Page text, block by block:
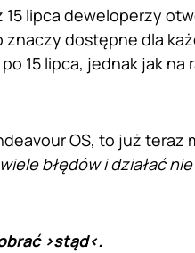
15 lipca deweloperzy
dostępne dla
15 lipca, jednak jak na
OS, to już teraz
błędów i działać
>stąd<.